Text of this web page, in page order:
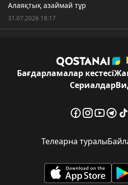
Алаяқтық азаймай тұр
31.07.2026 18:17
Бағдарламалар кестесі
Сериалдар
Телеарна туралы